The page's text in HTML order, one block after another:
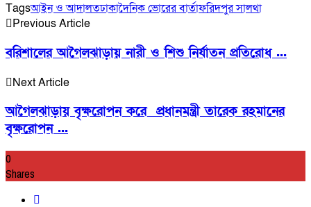
Tagsআইন ও আদালতঢাকাদৈনিক ভোরের বার্তাফরিদপুর সালথা
Previous Article
বরিশালের আগৈলঝাড়ায় নারী ও শিশু নির্যাতন প্রতিরোধ ...
Next Article
আগৈলঝাড়ায় বৃক্ষরোপন করে প্রধানমন্ত্রী তারেক রহমানের
বৃক্ষরোপন ...
0
Shares